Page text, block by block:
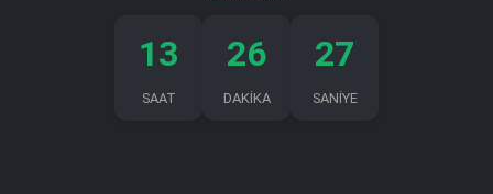
13
SAAT
26
DAKİKA
27
SANİYE